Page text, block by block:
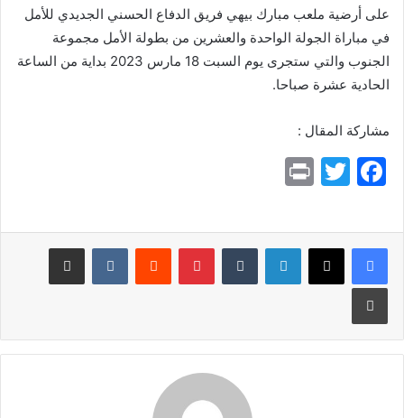
على أرضية ملعب مبارك بيهي فريق الدفاع الحسني الجديدي للأمل
في مباراة الجولة الواحدة والعشرين من بطولة الأمل مجموعة
الجنوب والتي ستجرى يوم السبت 18 مارس 2023 بداية من الساعة
الحادية عشرة صباحا.
مشاركة المقال :
F
c
e
b
o
o
T
itt
er
t
لينكدإن بينتيريست مشاركة عبر البريد
طباعة